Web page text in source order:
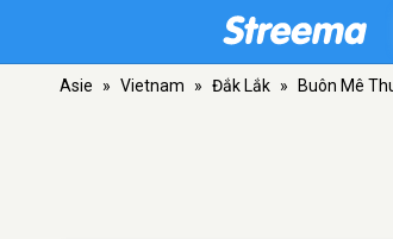
Asie » Vietnam » Đắk Lắk » Buôn Mê